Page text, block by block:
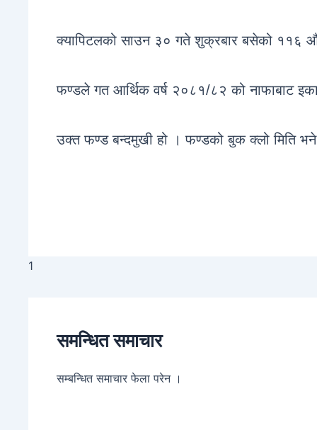
o
k
n
er
p
क्यापिटलको साउन ३० गते शुक्रबार बसेको ११६
फण्डले गत आर्थिक वर्ष २०८१/८२ को नाफाबाट
उक्त फण्ड बन्दमुखी हो । फण्डको बुक क्लो मिति
1
समन्धित समाचार
सम्बन्धित समाचार फेला परेन ।